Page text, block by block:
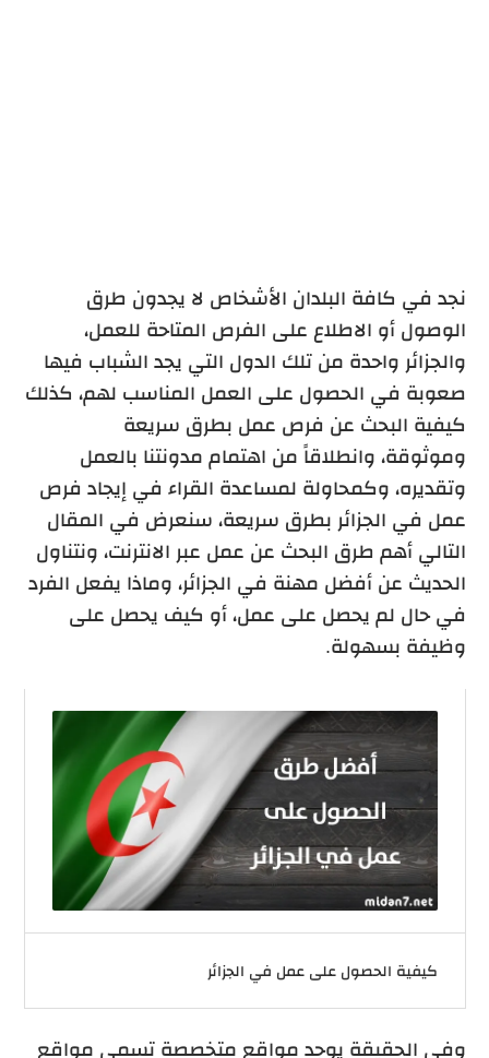
نجد في كافة البلدان الأشخاص لا يجدون طرق
الوصول أو الاطلاع على الفرص المتاحة للعمل،
والجزائر واحدة من تلك الدول التي يجد الشباب فيها
صعوبة في الحصول على العمل المناسب لهم، كذلك
كيفية البحث عن فرص عمل بطرق سريعة
وموثوقة، وانطلاقاً من اهتمام مدونتنا بالعمل
وتقديره، وكمحاولة لمساعدة القراء في إيجاد فرص
عمل في الجزائر بطرق سريعة، سنعرض في المقال
التالي أهم طرق البحث عن عمل عبر الانترنت، ونتناول
الحديث عن أفضل مهنة في الجزائر، وماذا يفعل الفرد
في حال لم يحصل على عمل، أو كيف يحصل على
وظيفة بسهولة.
كيفية الحصول على عمل في الجزائر
وفي الحقيقة يوجد مواقع متخصصة تسمى مواقع